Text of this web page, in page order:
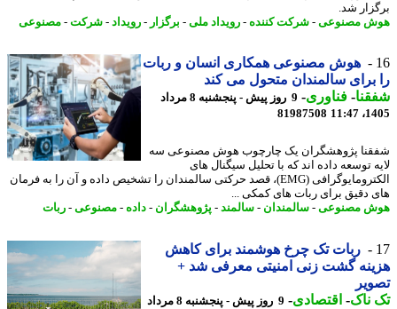
شد.
مصنوعی-شرکت کننده-رویداد ملی -برگزار - رویداد-شرکت-مصنوعی
هوش مصنوعی همکاری انسان و ربات
برای سالمندان متحول می کند
-فناوری-
9 روز پیش - پنجشنبه 8 مرداد
81987508
پژوهشگران یک چارچوب هوش مصنوعی سه
توسعه داده اند که با تحلیل سیگنال های
الکترومایوگرافی (EMG)، قصد حرکتی سالمندان را تشخیص داده و آن را به فرمان
دقیق برای ربات های کمکی ...
مصنوعی-سالمندان- سالمند-پژوهشگران- داده - مصنوعی-ربات
ربات تک چرخ هوشمند برای کاهش
گشت زنی امنیتی معرفی شد +
-اقتصادی-
9 روز پیش - پنجشنبه 8 مرداد